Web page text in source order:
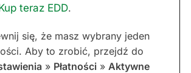
teraz EDD.
się, że masz wybrany jeden
Aby to zrobić, przejdź do
» Płatności » Aktywne